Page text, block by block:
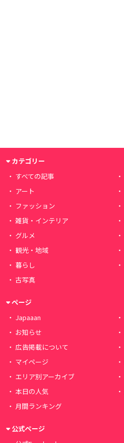
カテゴリー
すべての記事
アート
ファッション
雑貨・インテリア
グルメ
観光・地域
暮らし
古写真
ページ
Japaaan
お知らせ
広告掲載について
マイページ
エリア別アーカイブ
本日の人気
月間ランキング
公式ページ